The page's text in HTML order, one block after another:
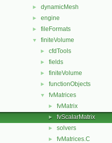
► dynamicMesh
► engine
► fileFormats
▼ finiteVolume
► cfdTools
► fields
► finiteVolume
► functionObjects
▼ fvMatrices
► fvMatrix
► fvScalarMatrix
► solvers
►
fvMatrices.C